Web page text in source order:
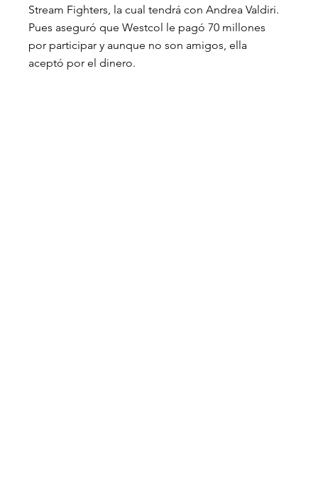
Stream Fighters, la cual tendrá con Andrea Valdiri.
Pues aseguró que Westcol le pagó 70 millones
por participar y aunque no son amigos, ella
aceptó por el dinero.